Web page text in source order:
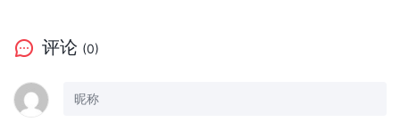
评论 (0)